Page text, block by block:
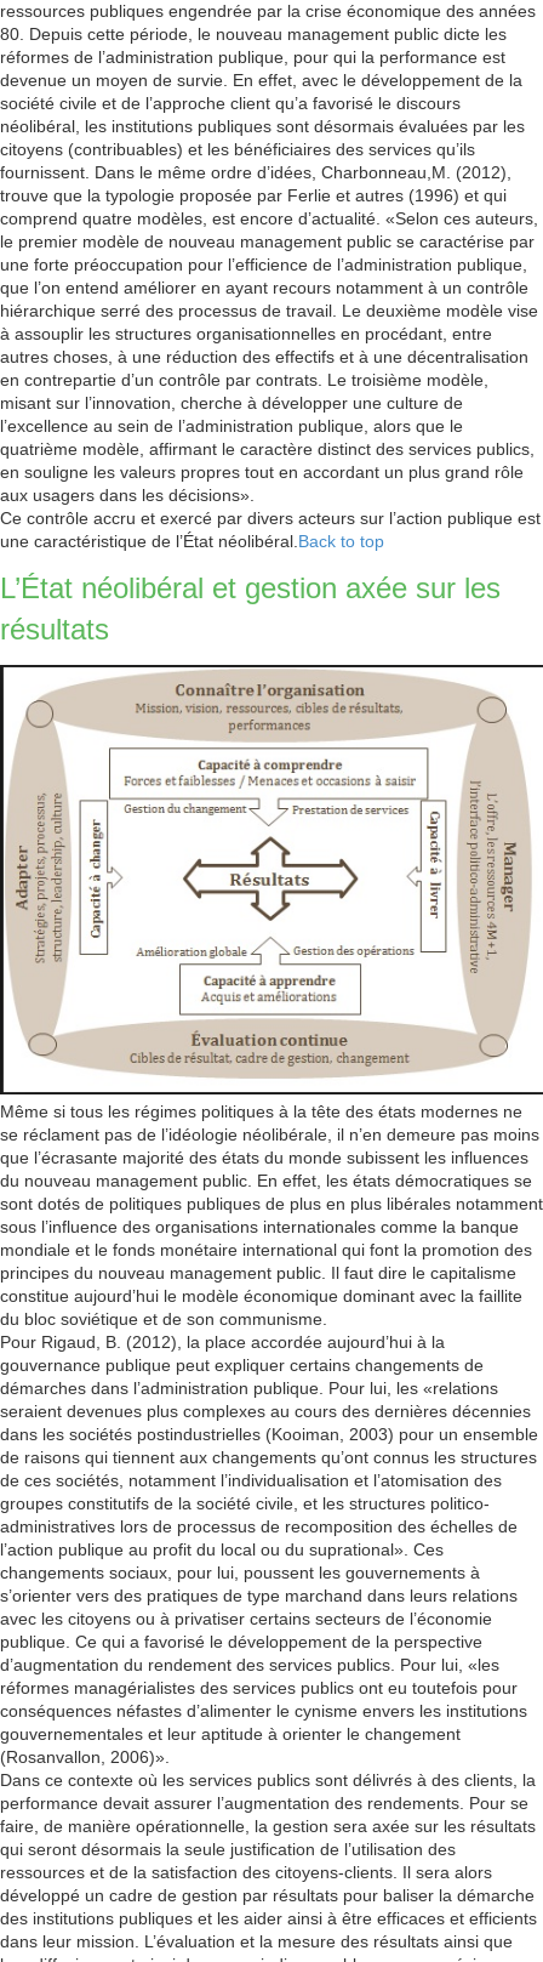
ressources publiques engendrée par la crise économique des années
80. Depuis cette période, le nouveau management public dicte les
réformes de l’administration publique, pour qui la performance est
devenue un moyen de survie. En effet, avec le développement de la
société civile et de l’approche client qu’a favorisé le discours
néolibéral, les institutions publiques sont désormais évaluées par les
citoyens (contribuables) et les bénéficiaires des services qu’ils
fournissent. Dans le même ordre d’idées, Charbonneau,M. (2012),
trouve que la typologie proposée par Ferlie et autres (1996) et qui
comprend quatre modèles, est encore d’actualité. «Selon ces auteurs,
le premier modèle de nouveau management public se caractérise par
une forte préoccupation pour l’efficience de l’administration publique,
que l’on entend améliorer en ayant recours notamment à un contrôle
hiérarchique serré des processus de travail. Le deuxième modèle vise
à assouplir les structures organisationnelles en procédant, entre
autres choses, à une réduction des effectifs et à une décentralisation
en contrepartie d’un contrôle par contrats. Le troisième modèle,
misant sur l’innovation, cherche à développer une culture de
l’excellence au sein de l’administration publique, alors que le
quatrième modèle, affirmant le caractère distinct des services publics,
en souligne les valeurs propres tout en accordant un plus grand rôle
aux usagers dans les décisions».
Ce contrôle accru et exercé par divers acteurs sur l’action publique est
une caractéristique de l’État néolibéral. Back to top
L’État néolibéral et gestion axée sur les
résultats
Même si tous les régimes politiques à la tête des états modernes ne
se réclament pas de l’idéologie néolibérale, il n’en demeure pas moins
que l’écrasante majorité des états du monde subissent les influences
du nouveau management public. En effet, les états démocratiques se
sont dotés de politiques publiques de plus en plus libérales notamment
sous l’influence des organisations internationales comme la banque
mondiale et le fonds monétaire international qui font la promotion des
principes du nouveau management public. Il faut dire le capitalisme
constitue aujourd’hui le modèle économique dominant avec la faillite
du bloc soviétique et de son communisme.
Pour Rigaud, B. (2012), la place accordée aujourd’hui à la
gouvernance publique peut expliquer certains changements de
démarches dans l’administration publique. Pour lui, les «relations
seraient devenues plus complexes au cours des dernières décennies
dans les sociétés postindustrielles (Kooiman, 2003) pour un ensemble
de raisons qui tiennent aux changements qu’ont connus les structures
de ces sociétés, notamment l’individualisation et l’atomisation des
groupes constitutifs de la société civile, et les structures politico-
administratives lors de processus de recomposition des échelles de
l’action publique au profit du local ou du suprational». Ces
changements sociaux, pour lui, poussent les gouvernements à
s’orienter vers des pratiques de type marchand dans leurs relations
avec les citoyens ou à privatiser certains secteurs de l’économie
publique. Ce qui a favorisé le développement de la perspective
d’augmentation du rendement des services publics. Pour lui, «les
réformes managérialistes des services publics ont eu toutefois pour
conséquences néfastes d’alimenter le cynisme envers les institutions
gouvernementales et leur aptitude à orienter le changement
(Rosanvallon, 2006)».
Dans ce contexte où les services publics sont délivrés à des clients, la
performance devait assurer l’augmentation des rendements. Pour se
faire, de manière opérationnelle, la gestion sera axée sur les résultats
qui seront désormais la seule justification de l’utilisation des
ressources et de la satisfaction des citoyens-clients. Il sera alors
développé un cadre de gestion par résultats pour baliser la démarche
des institutions publiques et les aider ainsi à être efficaces et efficients
dans leur mission. L’évaluation et la mesure des résultats ainsi que